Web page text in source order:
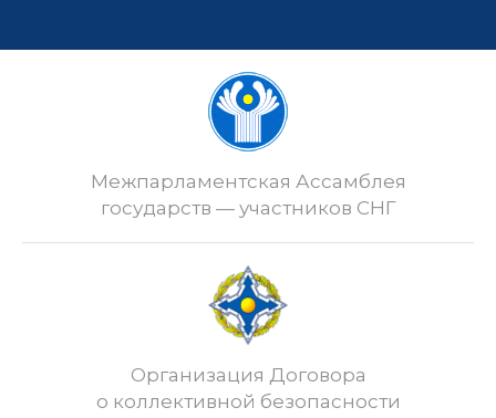
Межпарламентская Ассамблея
государств — участников СНГ
Организация Договора
о коллективной безопасности